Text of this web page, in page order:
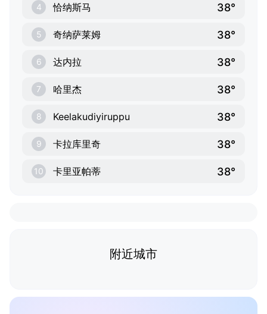
4 恰纳斯马 38°
5 奇纳萨莱姆 38°
6 达内拉 38°
7 哈里杰 38°
8 Keelakudiyiruppu 38°
9 卡拉库里奇 38°
10 卡里亚帕蒂 38°
附近城市